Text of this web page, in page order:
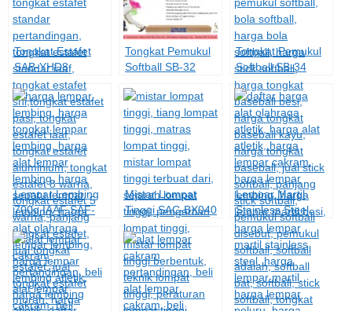
Tongkat Estafet
SAB-YHD8
Tongkat Pemukul
Softball SB-32
Tongkat Pemukul
Softball SB-34
Lempar Lembing
700g IAAF SAF-
YC700
Mistar Lompat
Tinggi SAC-BX040
Lempar Martil
Stainless Steel
7.26kg LMSS-7